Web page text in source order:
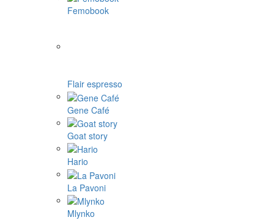
Femobook
Flair espresso
Gene Café
Goat story
Hario
La Pavoni
Mlynko